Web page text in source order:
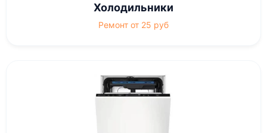
Холодильники
Ремонт от 25 руб